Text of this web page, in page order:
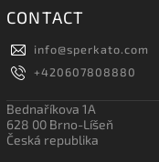
CONTACT
info@sperkato.com
+420607808880
Bednaříkova 1A
628 00 Brno-Líšeň
Česká republika